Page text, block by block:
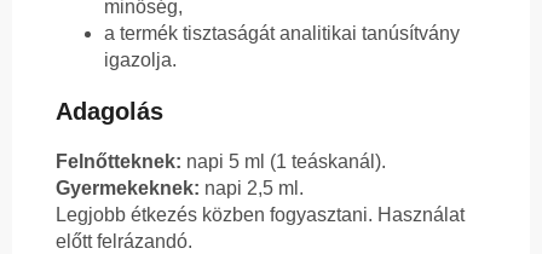
minőség,
a termék tisztaságát analitikai tanúsítvány
igazolja.
Adagolás
Felnőtteknek: napi 5 ml (1 teáskanál).
Gyermekeknek: napi 2,5 ml.
Legjobb étkezés közben fogyasztani. Használat
előtt felrázandó.